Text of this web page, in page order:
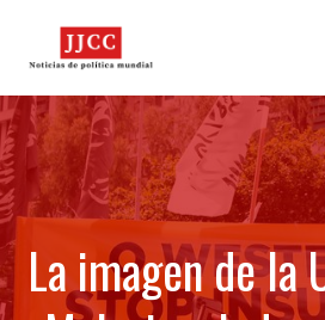
La imagen de la